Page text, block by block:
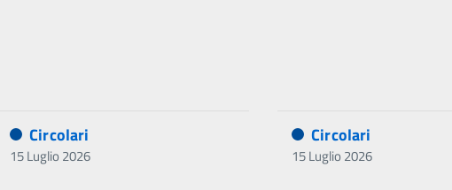
Circolari
15 Luglio 2026
Circolari
15 Luglio 2026